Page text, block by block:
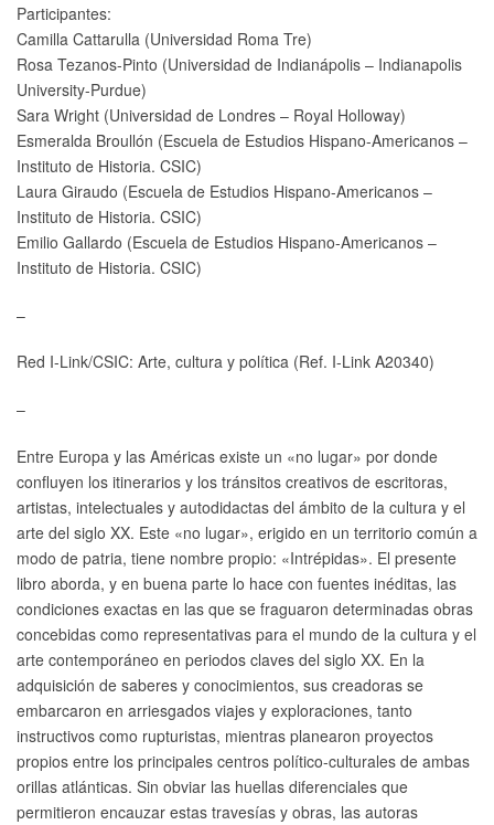
Participantes:
Camilla Cattarulla (Universidad Roma Tre)
Rosa Tezanos-Pinto (Universidad de Indianápolis – Indianapolis
University-Purdue)
Sara Wright (Universidad de Londres – Royal Holloway)
Esmeralda Broullón (Escuela de Estudios Hispano-Americanos –
Instituto de Historia. CSIC)
Laura Giraudo (Escuela de Estudios Hispano-Americanos –
Instituto de Historia. CSIC)
Emilio Gallardo (Escuela de Estudios Hispano-Americanos –
Instituto de Historia. CSIC)
–
Red I-Link/CSIC: Arte, cultura y política (Ref. I-Link A20340)
–
Entre Europa y las Américas existe un «no lugar» por donde
confluyen los itinerarios y los tránsitos creativos de escritoras,
artistas, intelectuales y autodidactas del ámbito de la cultura y el
arte del siglo XX. Este «no lugar», erigido en un territorio común a
modo de patria, tiene nombre propio: «Intrépidas». El presente
libro aborda, y en buena parte lo hace con fuentes inéditas, las
condiciones exactas en las que se fraguaron determinadas obras
concebidas como representativas para el mundo de la cultura y el
arte contemporáneo en periodos claves del siglo XX. En la
adquisición de saberes y conocimientos, sus creadoras se
embarcaron en arriesgados viajes y exploraciones, tanto
instructivos como rupturistas, mientras planearon proyectos
propios entre los principales centros político-culturales de ambas
orillas atlánticas. Sin obviar las huellas diferenciales que
permitieron encauzar estas travesías y obras, las autoras